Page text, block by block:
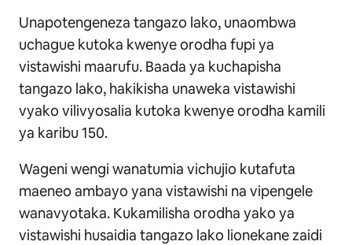
Unapotengeneza tangazo lako, unaombwa
uchague kutoka kwenye orodha fupi ya
vistawishi maarufu. Baada ya kuchapisha
tangazo lako, hakikisha unaweka vistawishi
vyako vilivyosalia kutoka kwenye orodha kamili
ya karibu 150.
Wageni wengi wanatumia vichujio kutafuta
maeneo ambayo yana vistawishi na vipengele
wanavyotaka. Kukamilisha orodha yako ya
vistawishi husaidia tangazo lako lionekane zaidi